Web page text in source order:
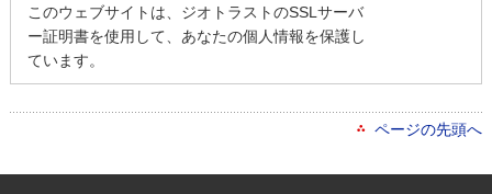
このウェブサイトは、ジオトラストのSSLサーバ
ー証明書を使用して、あなたの個人情報を保護し
ています。
ページの先頭へ